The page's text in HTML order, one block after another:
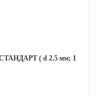
( d 2.5 мм; 1